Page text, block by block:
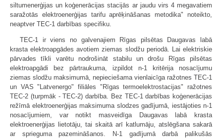
siltumenerģijas un koģenerācijas stacijās ar jaudu virs 4 megavatiem
saražotās elektroenerģijas tarifu aprēķināšanas metodika" noteikto,
neaptver TEC-1 darbības specifiku.
TEC-1 ir viens no galvenajiem Rīgas pilsētas Daugavas labā
krasta elektroapgādes avotiem ziemas slodžu periodā. Lai elektriskie
pārvades tīkli varētu nodrošināt stabilu un drošu Rīgas pilsētas
elektroapgādi bez pārtraukuma, izpildot n-1 kritērija nosacījumu
ziemas slodžu maksimumā, nepieciešama vienlaicīga ražotnes TEC-1
un VAS "Latvenergo" filiāles "Rīgas termoelektrostacijas" ražotnes
TEC-2 (turpmāk - TEC-2) darbība. Bez TEC-1 darbības koģenerācijas
režīmā elektroenerģijas maksimuma slodzes gadījumā, iestājoties n-1
nosacījumiem, var notikt masveidīga Daugavas labā krasta
elektroenerģijas lietotāju, tai skaitā arī katlumāju, atslēgšana sakarā
ar sprieguma pazemināšanos. N-1 gadījumā darbā palikušās